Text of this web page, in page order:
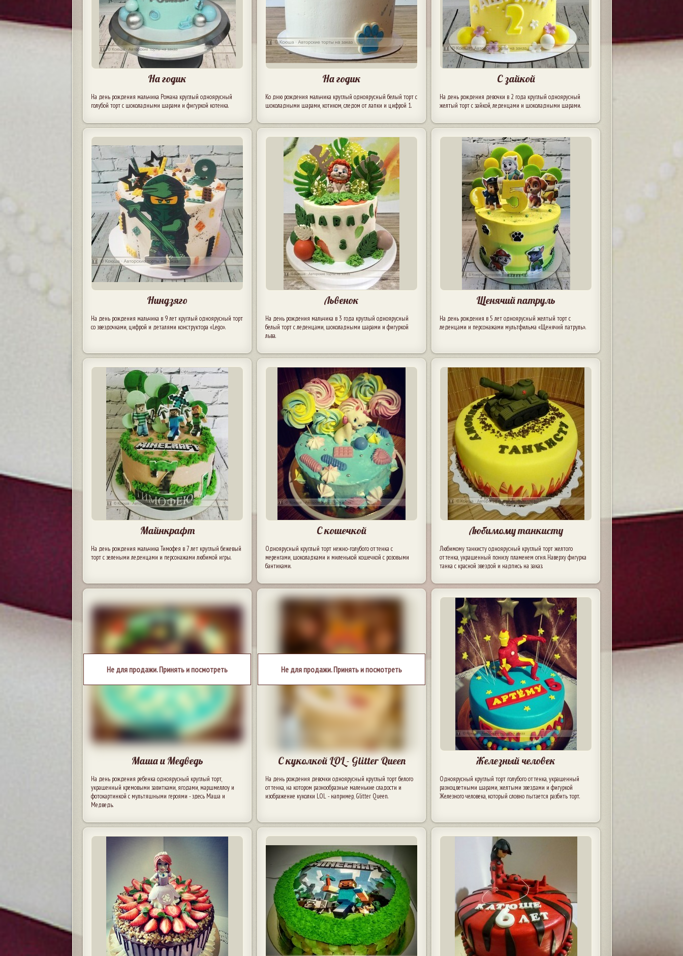
На годик
На день рождения мальчика Романа круглый одноярусный
голубой торт с шоколадными шарами и фигуркой котенка.
На годик
Ко дню рождения мальчика круглый одноярусный белый торт с
шоколадными шарами, котиком, следом от лапки и цифрой 1.
С зайкой
На день рождения девочки в 2 года круглый одноярусный
желтый торт с зайкой, леденцами и шоколадными шарами.
Ниндзяго
На день рождения мальчика в 9 лет круглый одноярусный торт
со звездочками, цифрой и деталями конструктора «Lego».
Львенок
На день рождения мальчика в 3 года круглый одноярусный
белый торт с леденцами, шоколадными шарами и фигуркой
льва.
Щенячий патруль
На день рождения в 5 лет одноярусный желтый торт с
леденцами и персонажами мультфильма «Щенячий патруль».
Майнкрафт
На день рождения мальчика Тимофея в 7 лет круглый бежевый
торт с зелеными леденцами и персонажами любимой игры.
С кошечкой
Одноярусный круглый торт нежно-голубого оттенка с
меренгами, шоколадками и миленькой кошечкой с розовыми
бантиками.
Любимому танкисту
Любимому танкисту одноярусный круглый торт желтого
оттенка, украшенный понизу пламенем огня. Наверху фигурка
танка с красной звездой и надпись на заказ.
Не для продажи. Принять и посмотреть
Маша и Медведь
На день рождения ребенка одноярусный круглый торт,
украшенный кремовыми завитками, ягодами, маршмеллоу и
фотокартинкой с мультяшными героями - здесь Маша и
Медведь.
Не для продажи. Принять и посмотреть
С куколкой LOL - Glitter Queen
На день рождения девочки одноярусный круглый торт белого
оттенка, на котором разнообразные маленькие сладости и
изображение куколки LOL - например, Glitter Queen.
Железный человек
Одноярусный круглый торт голубого оттенка, украшенный
разноцветными шарами, желтыми звездами и фигуркой
Железного человека, который словно пытается разбить торт.